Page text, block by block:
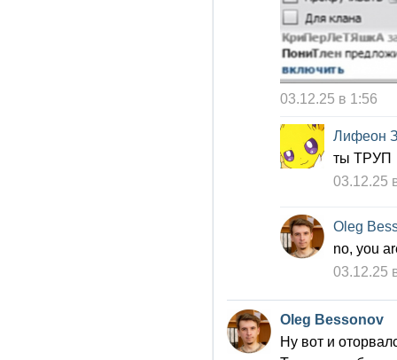
03.12.25 в 1:56
Лифеон
ты ТРУП
03.12.25
Oleg
no, you
03.12.25
Oleg Bessonov
Ну вот и